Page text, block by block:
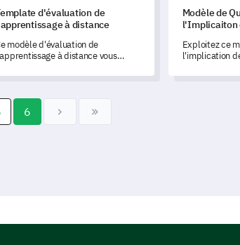
d'évaluation de
à distance
modèle d'évaluation de
à distance vous
sur l'efficacité de votre
mesurer la satisfaction des
Modèle de
l'Implicaiton
Exploitez ce
l'implication
contribution
6